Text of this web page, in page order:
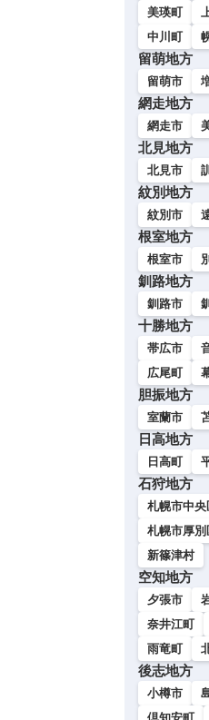
美瑛町
中川町
留萌地方
留萌市
網走地方
網走市
北見地方
北見市
紋別地方
紋別市
根室地方
根室市
釧路地方
釧路市
十勝地方
帯広市
広尾町
胆振地方
室蘭市
日高地方
日高町
石狩地方
札幌市中央
札幌市厚別
新篠津村
空知地方
夕張市
奈井江町
雨竜町
後志地方
小樽市